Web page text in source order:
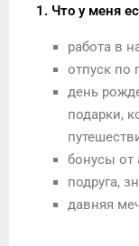
1. Что у меня
работа в
отпуск по
день
подарки,
бонусы
подруга,
давняя